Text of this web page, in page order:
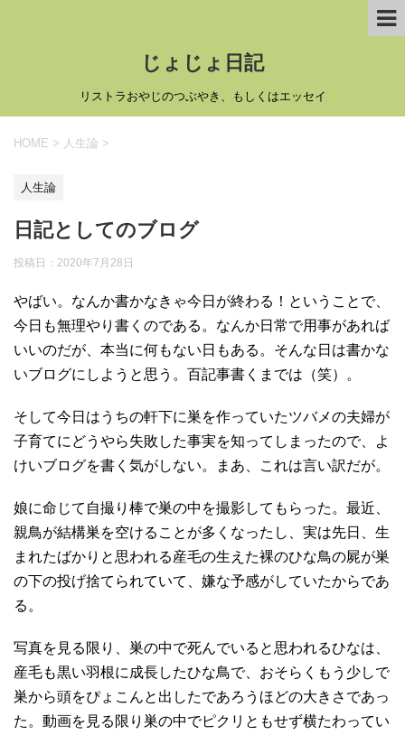
じょじょ日記
リストラおやじのつぶやき、もしくはエッセイ
HOME > 人生論 >
人生論
日記としてのブログ
投稿日： 2020年7月28日
やばい。なんか書かなきゃ今日が終わる！ということで、
今日も無理やり書くのである。なんか日常で用事があれば
いいのだが、本当に何もない日もある。そんな日は書かな
いブログにしようと思う。百記事書くまでは（笑）。
そして今日はうちの軒下に巣を作っていたツバメの夫婦が
子育てにどうやら失敗した事実を知ってしまったので、よ
けいブログを書く気がしない。まあ、これは言い訳だが。
娘に命じて自撮り棒で巣の中を撮影してもらった。最近、
親鳥が結構巣を空けることが多くなったし、実は先日、生
まれたばかりと思われる産毛の生えた裸のひな鳥の屍が巣
の下の投げ捨てられていて、嫌な予感がしていたからであ
る。
写真を見る限り、巣の中で死んでいると思われるひなは、
産毛も黒い羽根に成長したひな鳥で、おそらくもう少しで
巣から頭をぴょこんと出したであろうほどの大きさであっ
た。動画を見る限り巣の中でピクリともせず横たわってい